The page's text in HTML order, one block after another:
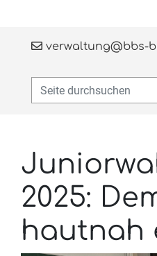
verwaltung@bbs-
2025:
hautnah